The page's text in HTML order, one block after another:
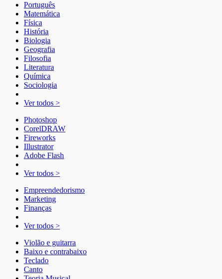
Português
Matemática
Física
História
Biologia
Geografia
Filosofia
Literatura
Química
Sociologia
Ver todos >
Photoshop
CorelDRAW
Fireworks
Illustrator
Adobe Flash
Ver todos >
Empreendedorismo
Marketing
Finanças
Ver todos >
Violão e guitarra
Baixo e contrabaixo
Teclado
Canto